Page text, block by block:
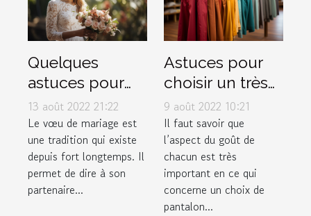
Quelques
astuces pour
rédiger
facilement ses
vœux de
mariage
13 août 2022 21:22
Le vœu de mariage est
une tradition qui existe
depuis fort longtemps. Il
permet de dire à son
partenaire...
Astuces pour
choisir un très
bon pantalon
musulman
9 août 2022 10:21
Il faut savoir que
l’aspect du goût de
chacun est très
important en ce qui
concerne un choix de
pantalon...